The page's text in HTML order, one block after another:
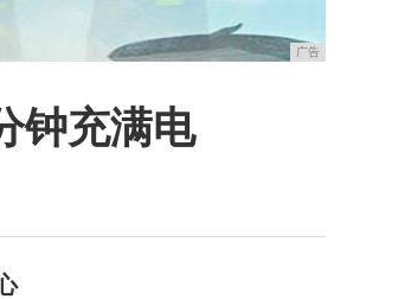
广告
钟充满电